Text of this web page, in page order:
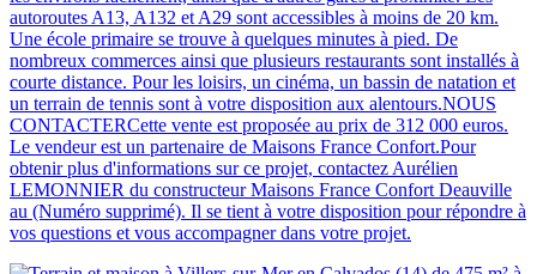
autoroutes A13, A132 et A29 sont accessibles à moins de 20 km.
Une école primaire se trouve à quelques minutes à pied. De
nombreux commerces ainsi que plusieurs restaurants sont installés à
courte distance. Pour les loisirs, un cinéma, un bassin de natation et
un terrain de tennis sont à votre disposition aux alentours.NOUS
CONTACTERCette vente est proposée au prix de 312 000 euros.
Le vendeur est un partenaire de Maisons France Confort.Pour
obtenir plus d'informations sur ce projet, contactez Aurélien
LEMONNIER du constructeur Maisons France Confort Deauville
au (Numéro supprimé). Il se tient à votre disposition pour répondre à
vos questions et vous accompagner dans votre projet.